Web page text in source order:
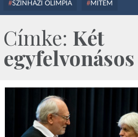
SZÍNHÁZI OLIMPIA MITEM
Címke: Két
egyfelvonásos